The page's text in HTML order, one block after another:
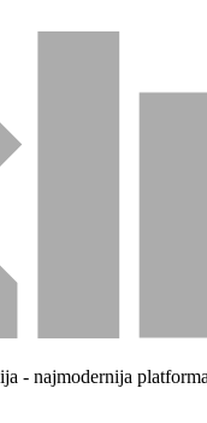
- najmodernija